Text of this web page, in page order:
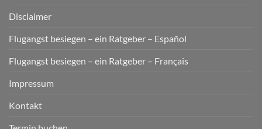
Disclaimer
Flugangst besiegen – ein Ratgeber – Español
Flugangst besiegen – ein Ratgeber – Français
Impressum
Kontakt